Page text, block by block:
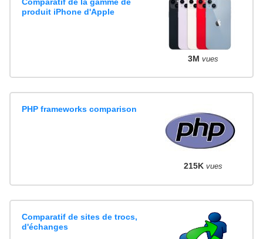
produit iPhone d'Apple
3M vues
PHP frameworks comparison
215K vues
Comparatif de sites de trocs,
d'échanges